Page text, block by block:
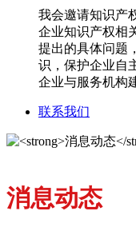
我会邀请知识产
企业知识产权相
提出的具体问题
识，保护企业自
企业与服务机构
联系我们
消息动态